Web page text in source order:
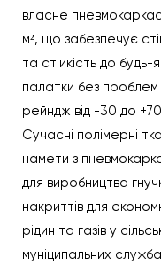
власне
м², що забезпечує
та стійкість до
палатки без
рейндж від -30 до +70
Сучасні полімерні
намети з
для виробництва
накриттів для
рідин та газів у
муніципальних